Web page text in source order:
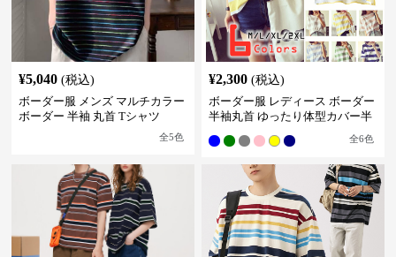
¥5,040 (税込)
ボーダー服 メンズ マルチカラー
ボーダー 半袖 丸首 Tシャツ
全5色
¥2,300 (税込)
ボーダー服 レディース ボーダー
半袖丸首 ゆったり体型カバー半
全6色